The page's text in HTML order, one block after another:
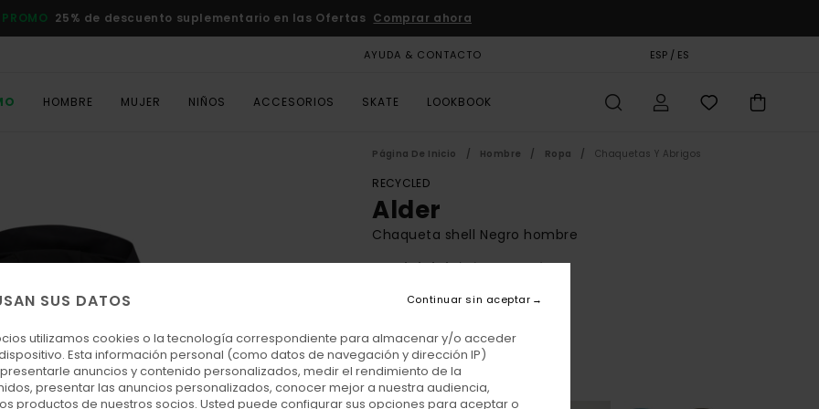
PROMO 25% de descuento suplementario en las Ofertas Comprar ahora
AYUDA & CONTACTO ESP / ES
HOMBRE MUJER NIÑOS ACCESORIOS SKATE LOOKBOOK
Página De Inicio Hombre Ropa Chaquetas Y Abrigos
RECYCLED
Alder
Chaqueta shell Negro hombre
4.6
ECO-BONUS
ColorFlint Black
SUS DATOS
utilizamos cookies o la tecnología correspondiente para almacenar y/o acceder
Esta información personal (como datos de navegación y dirección IP)
anuncios y contenido personalizados, medir el rendimiento de la
presentar las anuncios personalizados, conocer mejor a nuestra audiencia,
productos de nuestros socios. Usted puede configurar sus opciones para aceptar o
Continuar sin aceptar